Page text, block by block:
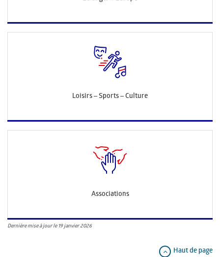
Loisirs – Sports – Culture
Associations
Dernière mise à jour le 19 janvier 2026
Haut de page